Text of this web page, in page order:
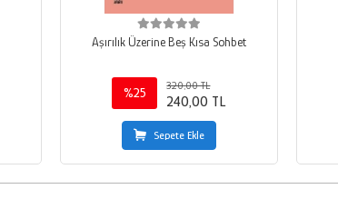
Aşırılık Üzerine Beş Kısa Sohbet
%25
320,00 TL
240,00 TL
Sepete Ekle